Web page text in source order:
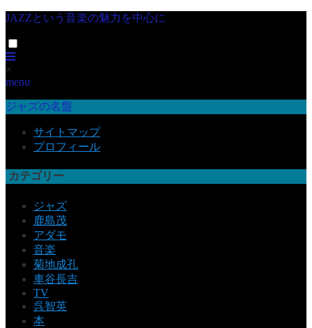
JAZZという音楽の魅力を中心に
×
menu
ジャズの名盤
サイトマップ
プロフィール
カテゴリー
ジャズ
鹿島茂
アダモ
音楽
菊地成孔
車谷長吉
TV
呉智英
本